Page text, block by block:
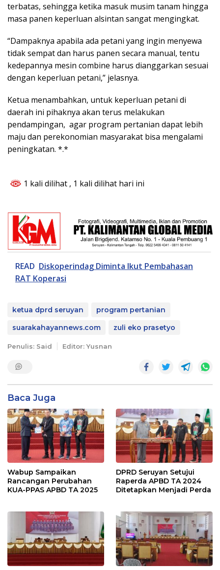
terbatas, sehingga ketika masuk musim tanam hingga
masa panen keperluan alsintan sangat mengingkat.
“Dampaknya apabila ada petani yang ingin menyewa
tidak sempat dan harus panen secara manual, tentu
kedepannya mesin combine harus dianggarkan sesuai
dengan keperluan petani,” jelasnya.
Ketua menambahkan, untuk keperluan petani di
daerah ini pihaknya akan terus melakukan
pendampingan, agar program pertanian dapat lebih
maju dan perekonomian masyarakat bisa mengalami
peningkatan. *.*
1 kali dilihat , 1 kali dilihat hari ini
READ Diskoperindag Diminta Ikut Pembahasan
RAT Koperasi
ketua dprd seruyan
program pertanian
suarakahayannews.com
zuli eko prasetyo
Penulis: Said Editor: Yusnan
Baca Juga
Wabup Sampaikan
Rancangan Perubahan
KUA-PPAS APBD TA 2025
DPRD Seruyan Setujui
Raperda APBD TA 2024
Ditetapkan Menjadi Perda